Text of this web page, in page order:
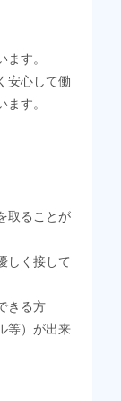
す。
安心して働
す。
取ることが
しく接して
きる方
等）が出来